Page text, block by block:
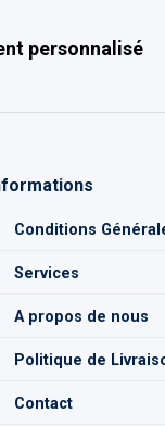
personnalisé
Conditions
Services
A propos de nous
Politique de
Contact